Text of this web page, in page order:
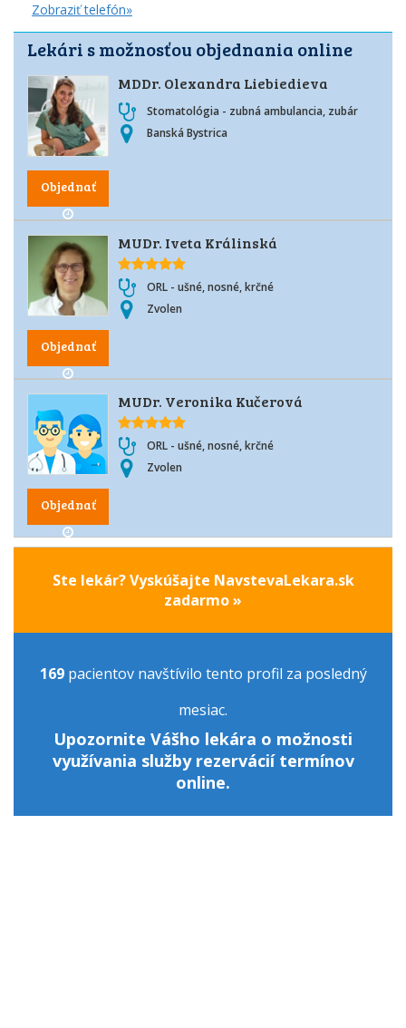
Zobraziť telefón»
Lekári s možnosťou objednania online
Objednať
MDDr. Olexandra Liebiedieva
Stomatológia - zubná ambulancia, zubár
Banská Bystrica
Objednať
MUDr. Iveta Králinská
ORL - ušné, nosné, krčné
Zvolen
Objednať
MUDr. Veronika Kučerová
ORL - ušné, nosné, krčné
Zvolen
Ste lekár? Vyskúšajte NavstevaLekara.sk
zadarmo »
169pacientov navštívilo tento profil za posledný
mesiac.
Upozornite Vášho lekára o možnosti
využívania služby rezervácií termínov
online.